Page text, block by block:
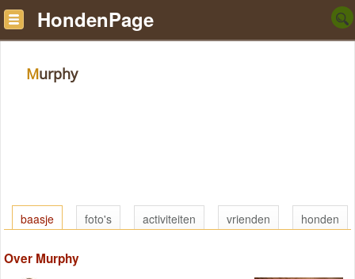
HondenPage
Murphy
baasje foto's activiteiten vrienden honden
Over Murphy